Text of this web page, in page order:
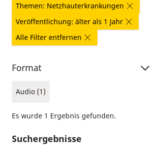
Themen: Netzhauterkrankungen
Veröffentlichung: älter als 1 Jahr
Alle Filter entfernen
Format
Audio (1)
Es wurde 1 Ergebnis gefunden.
Suchergebnisse